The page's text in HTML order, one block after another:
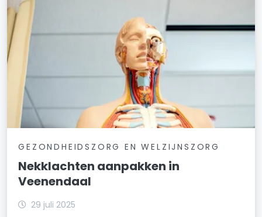
GEZONDHEIDSZORG EN WELZIJNSZORG
Nekklachten aanpakken in
Veenendaal
29 juli 2025